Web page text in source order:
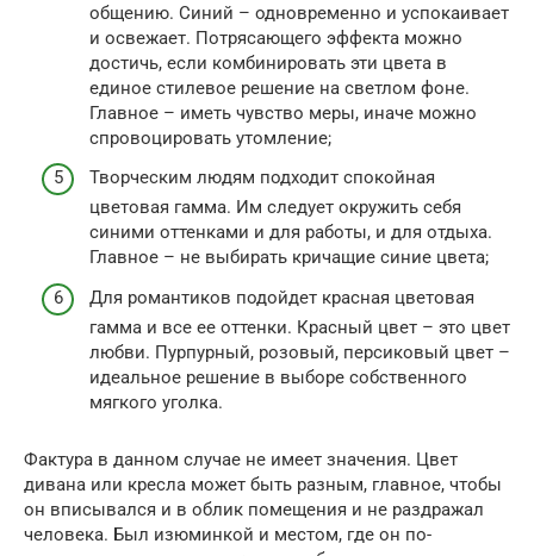
общению. Синий – одновременно и успокаивает
и освежает. Потрясающего эффекта можно
достичь, если комбинировать эти цвета в
единое стилевое решение на светлом фоне.
Главное – иметь чувство меры, иначе можно
спровоцировать утомление;
Творческим людям подходит спокойная
цветовая гамма. Им следует окружить себя
синими оттенками и для работы, и для отдыха.
Главное – не выбирать кричащие синие цвета;
Для романтиков подойдет красная цветовая
гамма и все ее оттенки. Красный цвет – это цвет
любви. Пурпурный, розовый, персиковый цвет –
идеальное решение в выборе собственного
мягкого уголка.
Фактура в данном случае не имеет значения. Цвет
дивана или кресла может быть разным, главное, чтобы
он вписывался и в облик помещения и не раздражал
человека. Был изюминкой и местом, где он по-